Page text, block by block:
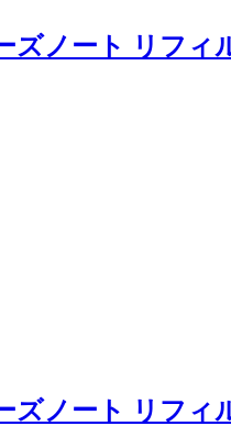
ズノート リフィ
ズノート リフィ